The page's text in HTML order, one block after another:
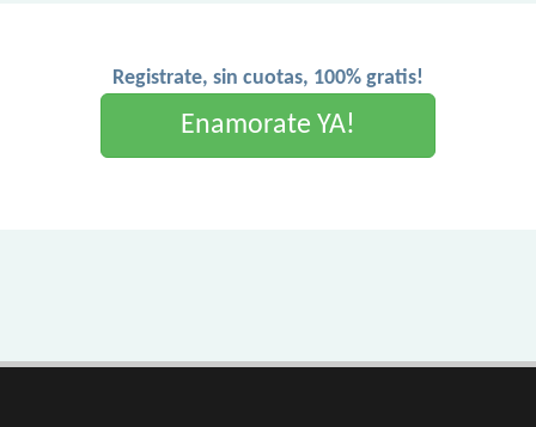
Registrate, sin cuotas, 100% gratis!
Enamorate YA!